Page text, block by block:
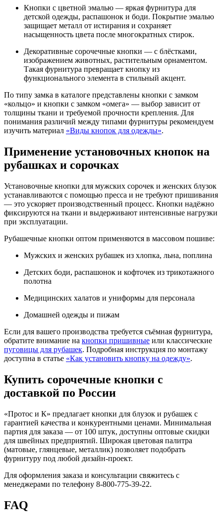
Кнопки с цветной эмалью — яркая фурнитура для
детской одежды, распашонок и боди. Покрытие эмалью
защищает металл от истирания и сохраняет
насыщенность цвета после многократных стирок.
Декоративные сорочечные кнопки — с блёстками,
изображением животных, растительным орнаментом.
Такая фурнитура превращает кнопку из
функционального элемента в стильный акцент.
По типу замка в каталоге представлены кнопки с замком
«кольцо» и кнопки с замком «омега» — выбор зависит от
толщины ткани и требуемой прочности крепления. Для
понимания различий между типами фурнитуры рекомендуем
изучить материал «Виды кнопок для одежды».
Применение установочных кнопок на
рубашках и сорочках
Установочные кнопки для мужских сорочек и женских блузок
устанавливаются с помощью пресса и не требуют пришивания
— это ускоряет производственный процесс. Кнопки надёжно
фиксируются на ткани и выдерживают интенсивные нагрузки
при эксплуатации.
Рубашечные кнопки оптом применяются в массовом пошиве:
Мужских и женских рубашек из хлопка, льна, поплина
Детских боди, распашонок и кофточек из трикотажного
полотна
Медицинских халатов и униформы для персонала
Домашней одежды и пижам
Если для вашего производства требуется съёмная фурнитура,
обратите внимание на кнопки пришивные или классические
пуговицы для рубашек. Подробная инструкция по монтажу
доступна в статье «Как установить кнопку на одежду».
Купить сорочечные кнопки с
доставкой по России
«Протос и К» предлагает кнопки для блузок и рубашек с
гарантией качества и конкурентными ценами. Минимальная
партия для заказа — от 100 штук, доступны оптовые скидки
для швейных предприятий. Широкая цветовая палитра
(матовые, глянцевые, металлик) позволяет подобрать
фурнитуру под любой дизайн-проект.
Для оформления заказа и консультации свяжитесь с
менеджерами по телефону 8-800-775-39-22.
FAQ